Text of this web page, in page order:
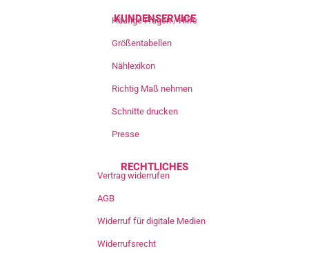
KUNDENSERVICE
Häufige Fragen / Hilfe
Größentabellen
Nählexikon
Richtig Maß nehmen
Schnitte drucken
Presse
RECHTLICHES
Vertrag widerrufen
AGB
Widerruf für digitale Medien
Widerrufsrecht